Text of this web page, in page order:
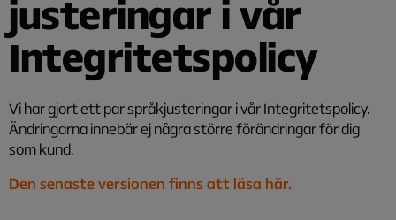
justeringar i vår
Integritetspolicy
Vi har gjort ett par språkjusteringar i vår Integritetspolicy.
Ändringarna innebär ej några större förändringar för dig
som kund.
Den senaste versionen finns att läsa här.